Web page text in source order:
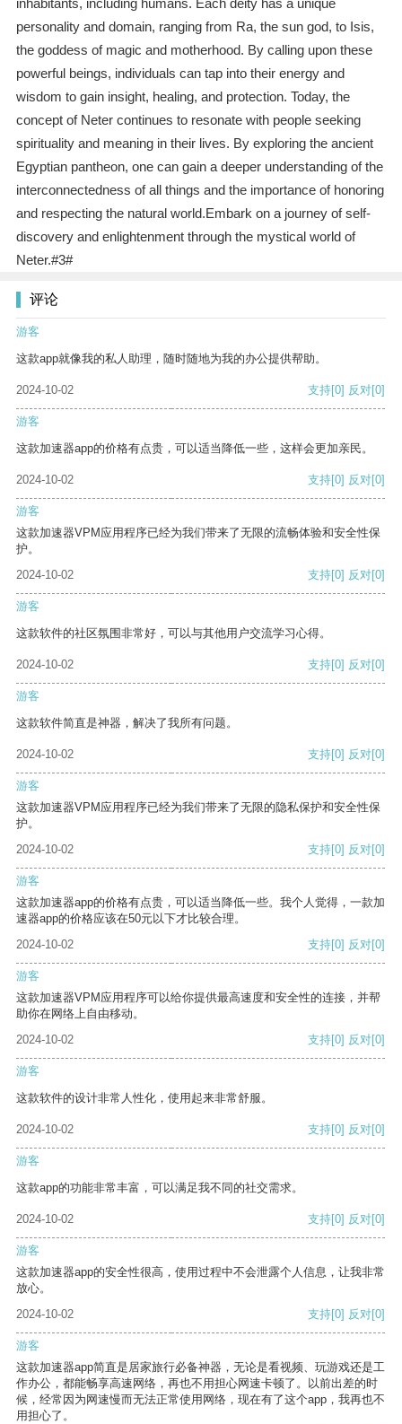
inhabitants, including humans. Each deity has a unique
personality and domain, ranging from Ra, the sun god, to Isis,
the goddess of magic and motherhood. By calling upon these
powerful beings, individuals can tap into their energy and
wisdom to gain insight, healing, and protection. Today, the
concept of Neter continues to resonate with people seeking
spirituality and meaning in their lives. By exploring the ancient
Egyptian pantheon, one can gain a deeper understanding of the
interconnectedness of all things and the importance of honoring
and respecting the natural world.Embark on a journey of self-
discovery and enlightenment through the mystical world of
Neter.#3#
评论
游客
这款app就像我的私人助理，随时随地为我的办公提供帮助。
2024-10-02 支持[0] 反对[0]
游客
这款加速器app的价格有点贵，可以适当降低一些，这样会更加亲民。
2024-10-02 支持[0] 反对[0]
游客
这款加速器VPM应用程序已经为我们带来了无限的流畅体验和安全性保
护。
2024-10-02
支持[0] 反对[0]
游客
这款软件的社区氛围非常好，可以与其他用户交流学习心得。
2024-10-02 支持[0] 反对[0]
游客
这款软件简直是神器，解决了我所有问题。
2024-10-02 支持[0] 反对[0]
游客
这款加速器VPM应用程序已经为我们带来了无限的隐私保护和安全性保
护。
2024-10-02
支持[0] 反对[0]
游客
这款加速器app的价格有点贵，可以适当降低一些。我个人觉得，一款加
速器app的价格应该在50元以下才比较合理。
2024-10-02
支持[0] 反对[0]
游客
这款加速器VPM应用程序可以给你提供最高速度和安全性的连接，并帮
助你在网络上自由移动。
2024-10-02
支持[0] 反对[0]
游客
这款软件的设计非常人性化，使用起来非常舒服。
2024-10-02 支持[0] 反对[0]
游客
这款app的功能非常丰富，可以满足我不同的社交需求。
2024-10-02 支持[0] 反对[0]
游客
这款加速器app的安全性很高，使用过程中不会泄露个人信息，让我非常
放心。
2024-10-02
支持[0] 反对[0]
游客
这款加速器app简直是居家旅行必备神器，无论是看视频、玩游戏还是工
作办公，都能畅享高速网络，再也不用担心网速卡顿了。以前出差的时
候，经常因为网速慢而无法正常使用网络，现在有了这个app，我再也不
用担心了。